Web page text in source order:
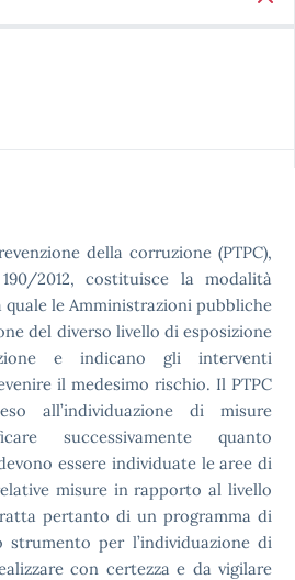
della corruzione (PTPC),
2012, costituisce la modalità
le Amministrazioni pubbliche
del diverso livello di esposizione
e indicano gli interventi
il medesimo rischio. Il PTPC
all’individuazione di misure
successivamente quanto
essere individuate le aree di
misure in rapporto al livello
pertanto di un programma di
per l’individuazione di
con certezza e da vigilare